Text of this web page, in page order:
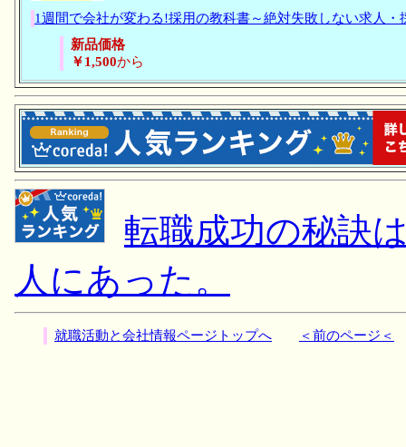
1週間で会社が変わる!採用の教科書～絶対失敗しない求人・
新品価格
￥1,500から
転職成功の秘訣
人にあった。
就職活動と会社情報ページトップへ ＜前のページ＜